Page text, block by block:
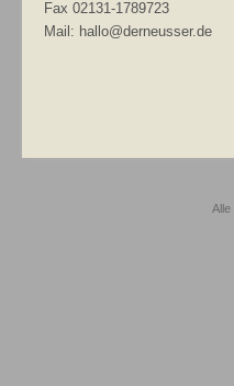
Fax 02131-1789723
Mail: hallo@derneusser.de
Alle